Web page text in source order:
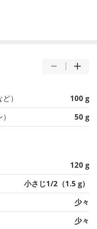
）
100 g
50 g
120 g
小さじ1/2（1.5 g）
少々
少々